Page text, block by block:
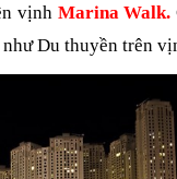
vịnh Marina Walk.
nhưDu thuyền trên